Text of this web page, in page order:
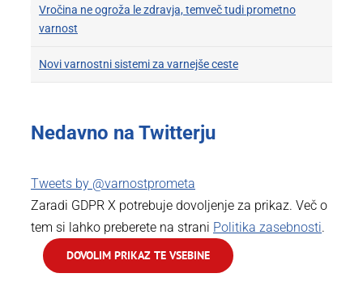
Vročina ne ogroža le zdravja, temveč tudi prometno
varnost
Novi varnostni sistemi za varnejše ceste
Nedavno na Twitterju
Tweets by @varnostprometa
Zaradi GDPR X potrebuje dovoljenje za prikaz. Več o
tem si lahko preberete na strani Politika zasebnosti.
DOVOLIM PRIKAZ TE VSEBINE